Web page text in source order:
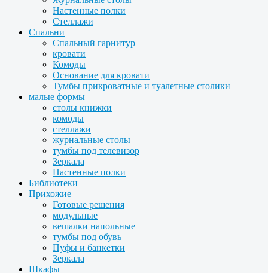
Настенные полки
Стеллажи
Спальни
Спальный гарнитур
кровати
Комоды
Основание для кровати
Тумбы прикроватные и туалетные столики
малые формы
столы книжки
комоды
стеллажи
журнальные столы
тумбы под телевизор
Зеркала
Настенные полки
Библиотеки
Прихожие
Готовые решения
модульные
вешалки напольные
тумбы под обувь
Пуфы и банкетки
Зеркала
Шкафы